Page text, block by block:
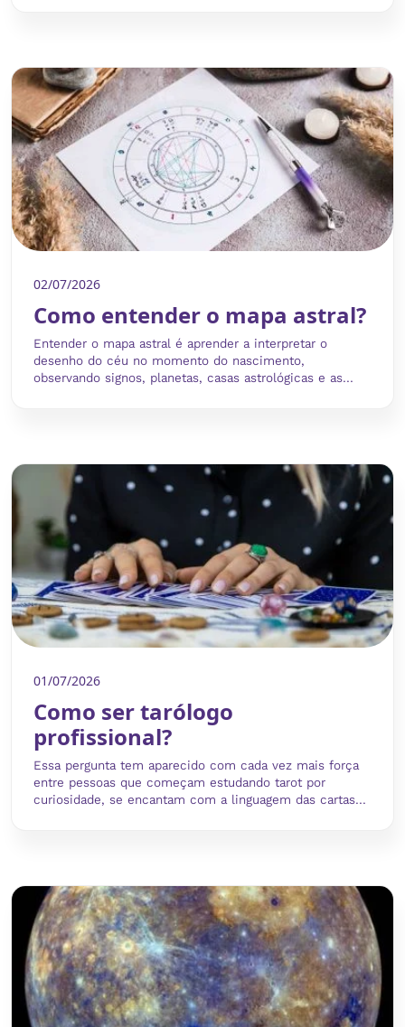
02/07/2026
Como entender o mapa astral?
Entender o mapa astral é aprender a interpretar o
desenho do céu no momento do nascimento,
observando signos, planetas, casas astrológicas e as...
01/07/2026
Como ser tarólogo
profissional?
Essa pergunta tem aparecido com cada vez mais força
entre pessoas que começam estudando tarot por
curiosidade, se encantam com a linguagem das cartas...